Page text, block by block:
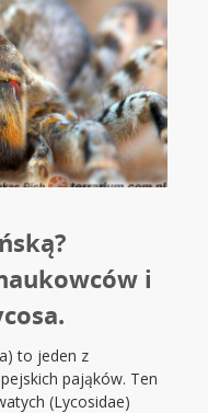
i
to jeden z
pająków. Ten
(Lycosidae)